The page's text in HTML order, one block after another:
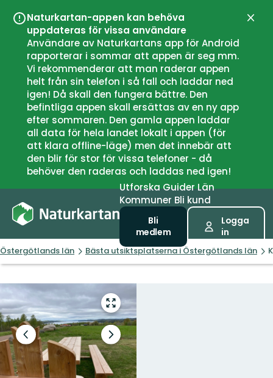
Naturkartan-appen kan behöva
uppdateras för vissa användare
Användare av Naturkartans app för Android
rapporterar i sommar att appen är seg mm.
Vi rekommenderar att man raderar appen
helt från sin telefon i så fall och laddar ned
igen! Då skall den fungera bättre. Den
befintliga appen skall ersättas av en ny app
efter sommaren. Den gamla appen laddar
all data för hela landet lokalt i appen (för
att klara offline-läge) men det innebär att
den blir för stor för vissa telefoner - då
behöver den raderas och laddas ned igen!
UtforskaGuiderLän
Kommuner Bli kund
Bli
medlem
Logga
in
Östergötlands län Bästa utsiktsplatserna i Östergötlands län
Gå
till
helskärmsläge
Föregående
bild
Nästa
bildspel